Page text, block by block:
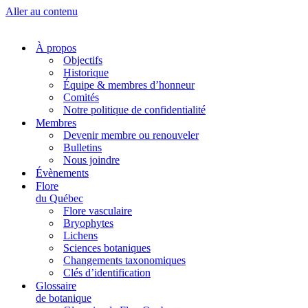
Aller au contenu
À propos
Objectifs
Historique
Équipe & membres d’honneur
Comités
Notre politique de confidentialité
Membres
Devenir membre ou renouveler
Bulletins
Nous joindre
Évènements
Flore
du Québec
Flore vasculaire
Bryophytes
Lichens
Sciences botaniques
Changements taxonomiques
Clés d’identification
Glossaire
de botanique